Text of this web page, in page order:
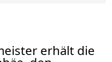
erhält die